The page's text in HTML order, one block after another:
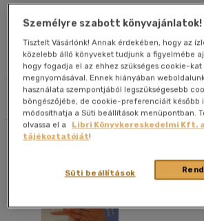
Queca Elizalde
Művei
Szűrés
Eladott darabszám szerint
Eladott darabszám szerint növekvő
Cím szerint A-Z
Szerző szerint A-Z
Megjelenítés
20 db / oldal
Alkalmaz
Személyre szabott könyvajánlatok!
Tisztelt Vásárlónk! Annak érdekében, hogy az
közelebb álló könyveket tudjunk a figyelmébe
hogy fogadja el az ehhez szükséges cookie-kat
megnyomásával. Ennek hiányában
használata szempontjából legszükségesebb
böngészőjébe, de cookie-preferenciáit később
módosíthatja a Süti beállítások menüpontban.
olvassa el a
Libri Könyvkereskedelmi Kft.
tájékoztatóját!
Süti beállítások